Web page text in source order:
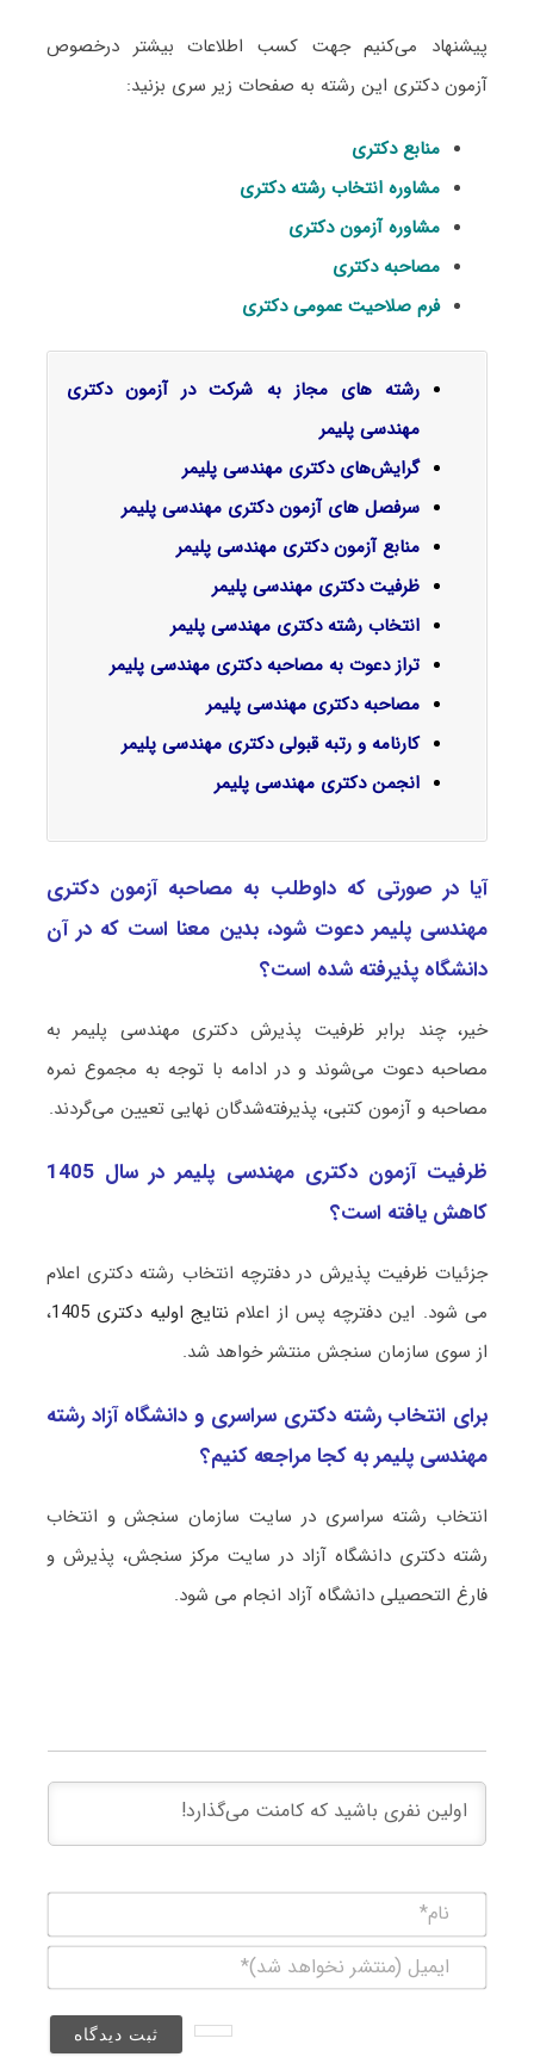
پیشنهاد می‌کنیم جهت کسب اطلاعات بیشتر درخصوص
آزمون دکتری این رشته به صفحات زیر سری بزنید:
منابع دکتری
مشاوره انتخاب رشته دکتری
مشاوره آزمون دکتری
مصاحبه دکتری
فرم صلاحیت عمومی دکتری
رشته های مجاز به شرکت در آزمون دکتری
مهندسی پلیمر
گرایش‌های دکتری مهندسی ﭘﻠﻴﻤﺮ
سرفصل‌ های آزمون دکتری مهندسی پلیمر
منابع آزمون دکتری مهندسی پلیمر
ظرفیت دکتری مهندسی پلیمر
انتخاب رشته دکتری مهندسی پلیمر
تراز دعوت به مصاحبه دکتری مهندسی پلیمر
مصاحبه دکتری مهندسی پلیمر
کارنامه و رتبه قبولی دکتری مهندسی پلیمر
انجمن دکتری مهندسی پلیمر
آیا در صورتی که داوطلب به مصاحبه آزمون دکتری
مهندسی ﭘﻠﻴﻤﺮ دعوت شود، بدین معنا است که در آن
دانشگاه پذیرفته شده است؟
خیر، چند برابر ظرفیت پذیرش دکتری مهندسی ﭘﻠﻴﻤﺮ به
مصاحبه دعوت می‌شوند و در ادامه با توجه به مجموع نمره
مصاحبه و آزمون کتبی، پذیرفته‌شدگان نهایی تعیین می‌گردند.
ظرفیت آزمون دکتری مهندسی ﭘﻠﻴﻤﺮ در سال 1405
کاهش یافته است؟
جزئیات ظرفیت پذیرش در دفترچه انتخاب رشته دکتری اعلام
می شود. این دفترچه پس از اعلام نتایج اولیه دکتری 1405
،
از سوی سازمان سنجش منتشر خواهد شد.
برای انتخاب رشته دکتری سراسری و دانشگاه آزاد رشته
مهندسی ﭘﻠﻴﻤﺮ به کجا مراجعه کنیم؟
انتخاب رشته سراسری در سایت سازمان سنجش و انتخاب
رشته دکتری دانشگاه آزاد در سایت مرکز سنجش، پذیرش و
فارغ التحصیلی دانشگاه آزاد انجام می شود.
(منتشر